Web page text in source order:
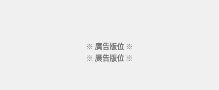
※ 廣告版位 ※
※ 廣告版位 ※